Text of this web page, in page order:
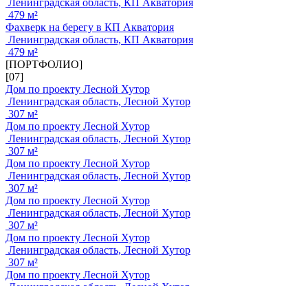
Ленинградская область, КП Акватория
479 м²
Фахверк на берегу в КП Акватория
Ленинградская область, КП Акватория
479 м²
[ПОРТФОЛИО]
[07]
Дом по проекту Лесной Хутор
Ленинградская область, Лесной Хутор
307 м²
Дом по проекту Лесной Хутор
Ленинградская область, Лесной Хутор
307 м²
Дом по проекту Лесной Хутор
Ленинградская область, Лесной Хутор
307 м²
Дом по проекту Лесной Хутор
Ленинградская область, Лесной Хутор
307 м²
Дом по проекту Лесной Хутор
Ленинградская область, Лесной Хутор
307 м²
Дом по проекту Лесной Хутор